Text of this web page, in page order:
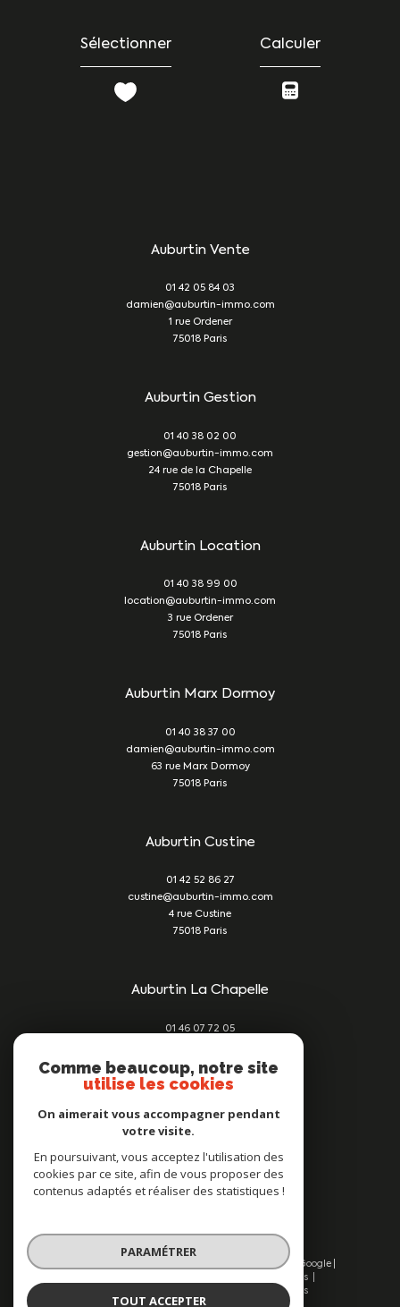
Sélectionner Calculer
Auburtin Vente
01 42 05 84 03
damien@auburtin-immo.com
1 rue Ordener
75018
Paris
Auburtin Gestion
01 40 38 02 00
gestion@auburtin-immo.com
24 rue de la Chapelle
75018
Paris
Auburtin Location
01 40 38 99 00
location@auburtin-immo.com
3 rue Ordener
75018
Paris
Auburtin Marx Dormoy
01 40 38 37 00
damien@auburtin-immo.com
63 rue Marx Dormoy
75018
Paris
Auburtin Custine
01 42 52 86 27
custine@auburtin-immo.com
4 rue Custine
75018
Paris
Auburtin La Chapelle
01 46 07 72 05
209 rue du Faubourg St Denis
75010 Paris
Nous suivre sur
© 2026 | Tous droits réservés | Traduction powered by Google |
Mentions légales
Cookies
Comme beaucoup, notre site
utilise les cookies
On aimerait vous accompagner pendant
votre visite.
En poursuivant, vous acceptez l'utilisation des
cookies par ce site, afin de vous proposer des
contenus adaptés et réaliser des statistiques !
PARAMÉTRER
TOUT ACCEPTER